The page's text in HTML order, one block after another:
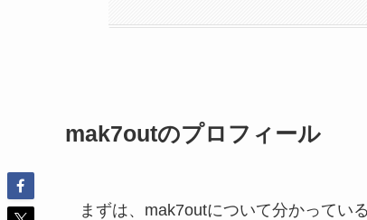
mak7outのプロフィール
まずは、mak7outについて分かってい